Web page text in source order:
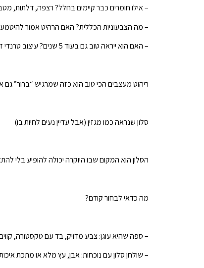
– אילו חומרים כבר קיימים בחלל? רצפה, דלתות,
– מה הצבעוניות הכללית? האם הרהיט אמור להיטמע
– האם הוא ייראה טוב גם בעוד 5 שנים? עיצוב טרנדי זה נחמד, אבל לא חייב להשתלט
ריהוט מעצבים הכי טוב הוא כזה שמרגיש “ברור” גם
סלון שנראה כמו מגזין (אבל עדיין נעים לחיות בו)
הסלון הוא המקום שבו היוקרה יכולה להופיע בלי
מה כדאי לבחור קודם?
– ספה שהיא עוגן: צבע מדויק, בד עם טקסטורה,
– שולחן סלון עם נוכחות: אבן, עץ מלא או מתכת